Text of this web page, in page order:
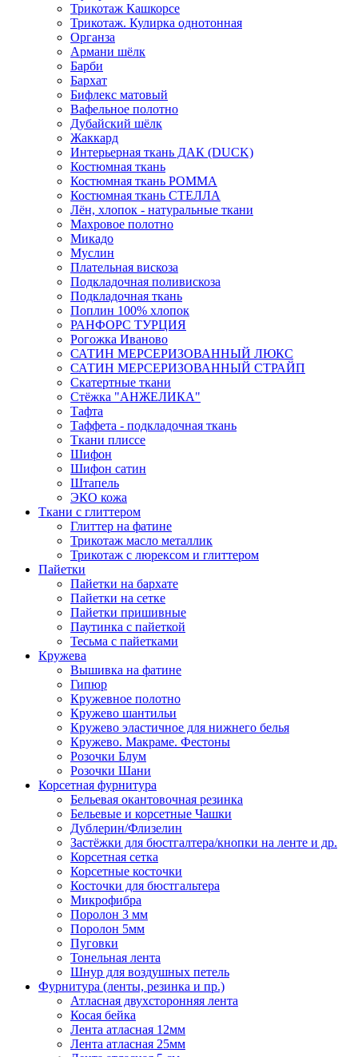
Трикотаж Кашкорсе
Трикотаж. Кулирка однотонная
Органза
Армани шёлк
Барби
Бархат
Бифлекс матовый
Вафельное полотно
Дубайский шёлк
Жаккард
Интерьерная ткань ДАК (DUCK)
Костюмная ткань
Костюмная ткань РОММА
Костюмная ткань СТЕЛЛА
Лён, хлопок - натуральные ткани
Махровое полотно
Микадо
Муслин
Плательная вискоза
Подкладочная поливискоза
Подкладочная ткань
Поплин 100% хлопок
РАНФОРС ТУРЦИЯ
Рогожка Иваново
САТИН МЕРСЕРИЗОВАННЫЙ ЛЮКС
САТИН МЕРСЕРИЗОВАННЫЙ СТРАЙП
Скатертные ткани
Стёжка "АНЖЕЛИКА"
Тафта
Таффета - подкладочная ткань
Ткани плиссе
Шифон
Шифон сатин
Штапель
ЭКО кожа
Ткани с глиттером
Глиттер на фатине
Трикотаж масло металлик
Трикотаж с люрексом и глиттером
Пайетки
Пайетки на бархате
Пайетки на сетке
Пайетки пришивные
Паутинка с пайеткой
Тесьма с пайетками
Кружева
Вышивка на фатине
Гипюр
Кружевное полотно
Кружево шантильи
Кружево эластичное для нижнего белья
Кружево. Макраме. Фестоны
Розочки Блум
Розочки Шани
Корсетная фурнитура
Бельевая окантовочная резинка
Бельевые и корсетные Чашки
Дублерин/Флизелин
Застёжки для бюстгалтера/кнопки на ленте и др.
Корсетная сетка
Корсетные косточки
Косточки для бюстгальтера
Микрофибра
Поролон 3 мм
Поролон 5мм
Пуговки
Тонельная лента
Шнур для воздушных петель
Фурнитура (ленты, резинка и пр.)
Атласная двухсторонняя лента
Косая бейка
Лента атласная 12мм
Лента атласная 25мм